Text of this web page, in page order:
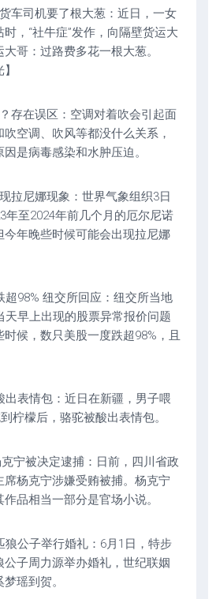
车司机要了根大葱：近日，一女
，“社牛症”发作，向隔壁货运大
哥：过路费多花一根大葱。
存在误区：空调对着吹会引起面
空调、吹风等都没什么关系，
是病毒感染和水肿压迫。
拉尼娜现象：世界气象组织3日
年至2024年前几个月的厄尔尼诺
今年晚些时候可能会出现拉尼娜
超98% 纽交所回应：纽交所当地
天早上出现的股票异常报价问题
候，数只美股一度跌超98%，且
出表情包：近日在新疆，男子喂
柠檬后，骆驼被酸出表情包。
克宁被决定逮捕：日前，四川省政
杨克宁涉嫌受贿被捕。杨克宁
品相当一部分是官场小说。
狼公子举行婚礼：6月1日，特步
子周力源举办婚礼，世纪联姻
瑶到贺。